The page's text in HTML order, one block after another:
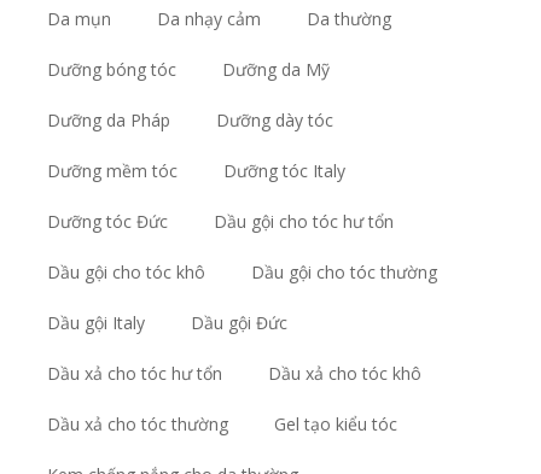
Da mụn Da nhạy cảm Da thường
Dưỡng bóng tóc Dưỡng da Mỹ
Dưỡng da Pháp Dưỡng dày tóc
Dưỡng mềm tóc Dưỡng tóc Italy
Dưỡng tóc Đức Dầu gội cho tóc hư tổn
Dầu gội cho tóc khô Dầu gội cho tóc thường
Dầu gội Italy Dầu gội Đức
Dầu xả cho tóc hư tổn Dầu xả cho tóc khô
Dầu xả cho tóc thường Gel tạo kiểu tóc